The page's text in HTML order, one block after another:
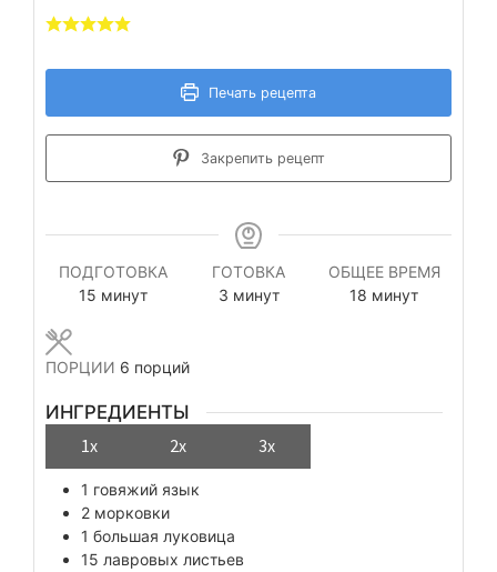
Печать рецепта
Закрепить рецепт
ПОДГОТОВКА
15 минуты
минут
ГОТОВКА
3минуты
минут
ОБЩЕЕ ВРЕМЯ
18 минуты
минут
ПОРЦИИ 6 порций
ИНГРЕДИЕНТЫ
1x
2x 3x
1 говяжий язык
2 морковки
1 большая луковица
15 лавровых листьев